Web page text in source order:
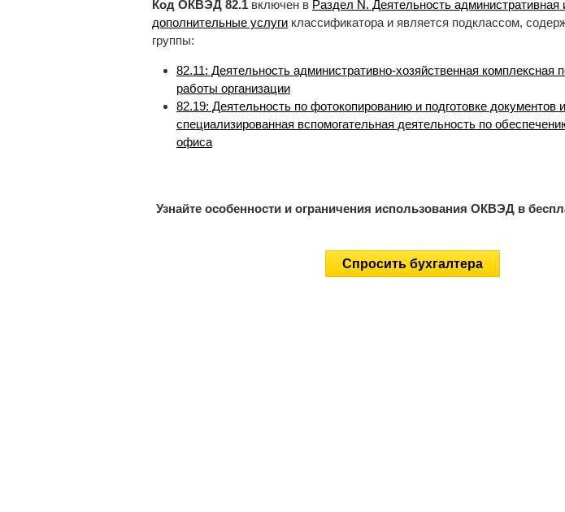
Код ОКВЭД 82.1 включен в Раздел N. Деятельность
дополнительные услуги классификатора и является подклассом,
группы:
82.11: Деятельность административно-хозяйственная комплексная
работы организации
82.19: Деятельность по фотокопированию и подготовке документов
специализированная вспомогательная деятельность по
офиса
Узнайте особенности и ограничения использования ОКВЭД в
Спросить бухгалтера